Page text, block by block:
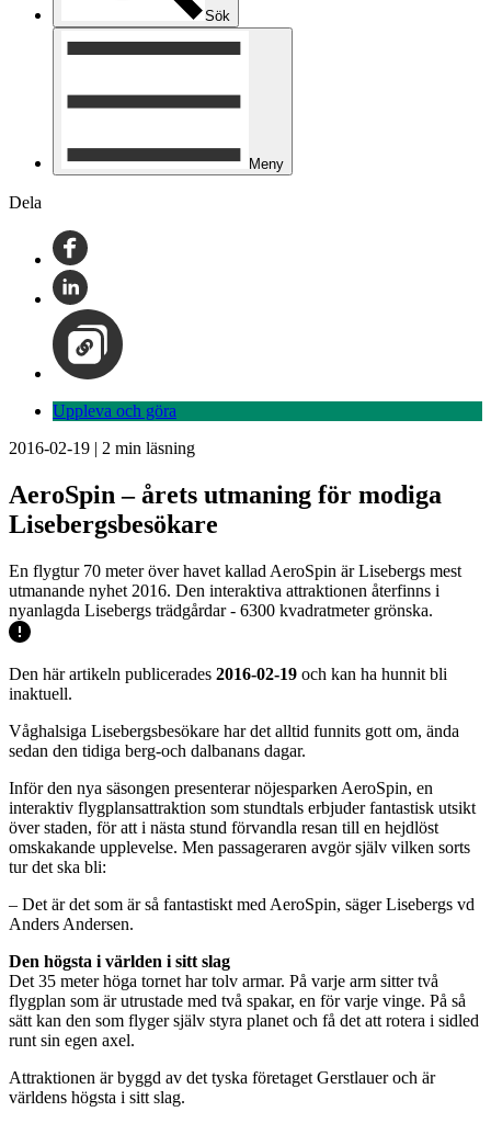
Sök
Meny
Dela
Uppleva och göra
2016-02-19 | 2 min läsning
AeroSpin – årets utmaning för modiga
Lisebergsbesökare
En flygtur 70 meter över havet kallad AeroSpin är Lisebergs mest
utmanande nyhet 2016. Den interaktiva attraktionen återfinns i
nyanlagda Lisebergs trädgårdar - 6300 kvadratmeter grönska.
Den här artikeln publicerades 2016-02-19 och kan ha hunnit bli
inaktuell.
Våghalsiga Lisebergsbesökare har det alltid funnits gott om, ända
sedan den tidiga berg-och dalbanans dagar.
Inför den nya säsongen presenterar nöjesparken AeroSpin, en
interaktiv flygplansattraktion som stundtals erbjuder fantastisk utsikt
över staden, för att i nästa stund förvandla resan till en hejdlöst
omskakande upplevelse. Men passageraren avgör själv vilken sorts
tur det ska bli:
– Det är det som är så fantastiskt med AeroSpin, säger Lisebergs vd
Anders Andersen.
Den högsta i världen i sitt slag
Det 35 meter höga tornet har tolv armar. På varje arm sitter två
flygplan som är utrustade med två spakar, en för varje vinge. På så
sätt kan den som flyger själv styra planet och få det att rotera i sidled
runt sin egen axel.
Attraktionen är byggd av det tyska företaget Gerstlauer och är
världens högsta i sitt slag.